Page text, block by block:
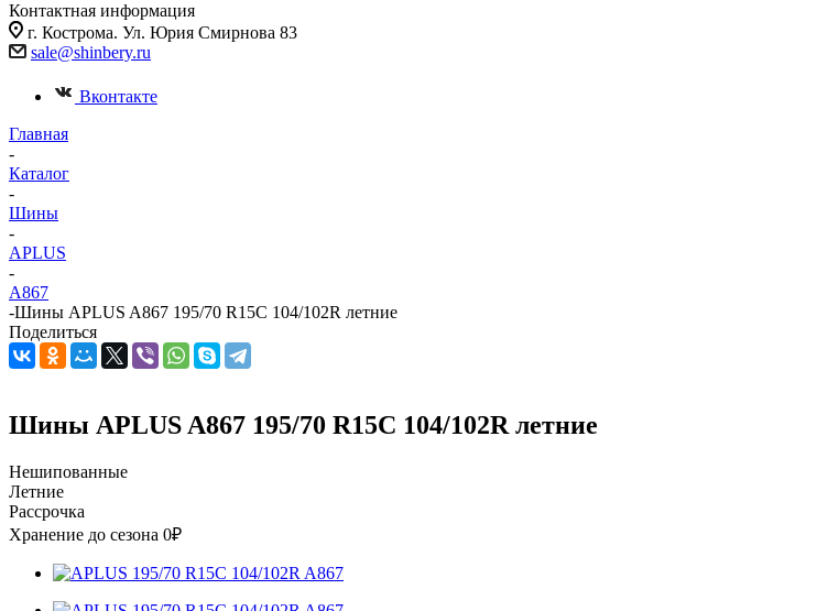
Контактная информация
г. Кострома. Ул. Юрия Смирнова 83
sale@shinbery.ru
Вконтакте
Главная
-
Каталог
-
Шины
-
APLUS
-
A867
-Шины APLUS A867 195/70 R15C 104/102R летние
Поделиться
Шины APLUS A867 195/70 R15C 104/102R летние
Нешипованные
Летние
Рассрочка
Хранение до сезона 0₽